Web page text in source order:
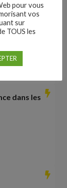
dans les
pour vous
vos
sur
TOUS les